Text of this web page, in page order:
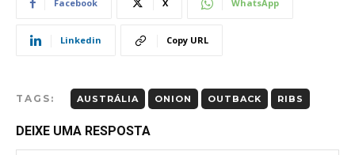
Facebook X WhatsApp
Linkedin Copy URL
TAGS: AUSTRÁLIA ONION OUTBACK RIBS
DEIXE UMA RESPOSTA